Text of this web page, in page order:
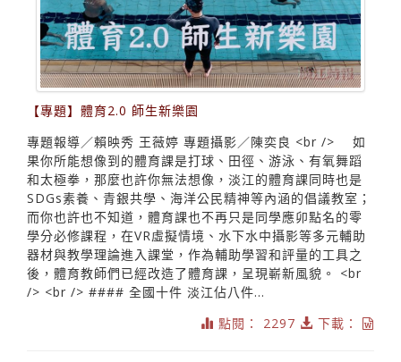
【專題】體育2.0 師生新樂園
專題報導／賴映秀 王薇婷 專題攝影／陳奕良 <br /> 如
果你所能想像到的體育課是打球、田徑、游泳、有氧舞蹈
和太極拳，那麼也許你無法想像，淡江的體育課同時也是
SDGs素養、青銀共學、海洋公民精神等內涵的倡議教室；
而你也許也不知道，體育課也不再只是同學應卯點名的零
學分必修課程，在VR虛擬情境、水下水中攝影等多元輔助
器材與教學理論進入課堂，作為輔助學習和評量的工具之
後，體育教師們已經改造了體育課，呈現嶄新風貌。 <br
/> <br /> #### 全國十件 淡江佔八件...
點閱： 2297
下載：